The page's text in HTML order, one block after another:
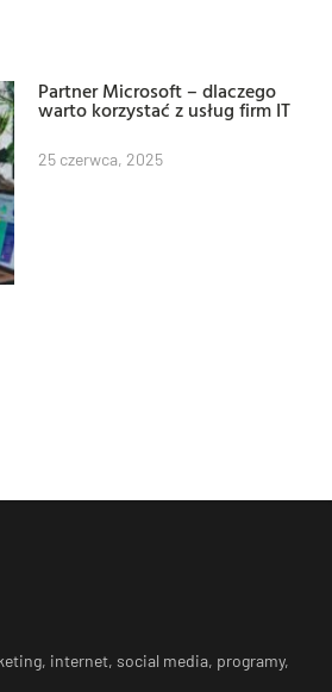
Partner Microsoft – dlaczego
warto korzystać z usług firm IT
25 czerwca, 2025
internet, social media, programy,